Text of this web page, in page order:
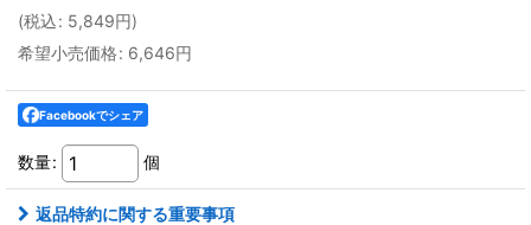
(税込: 5,849円)
希望小売価格: 6,646円
Facebookでシェア
数量: 個
返品特約に関する重要事項